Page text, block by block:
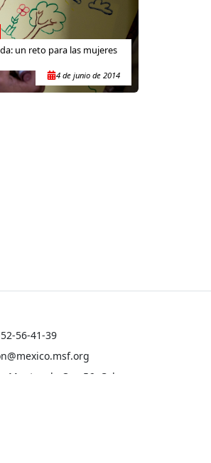
un reto para las mujeres
4 de junio de 2014
56-41-39
Montes de Oca 56, Col.